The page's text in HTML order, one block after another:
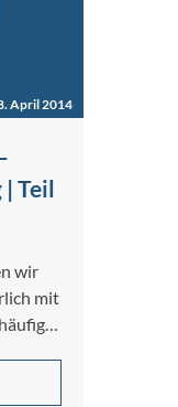
April 2014
Teil
wir
mit